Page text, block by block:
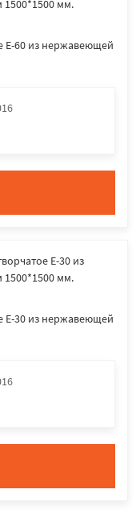
E-60 из нержавеющей
E-30 из нержавеющей